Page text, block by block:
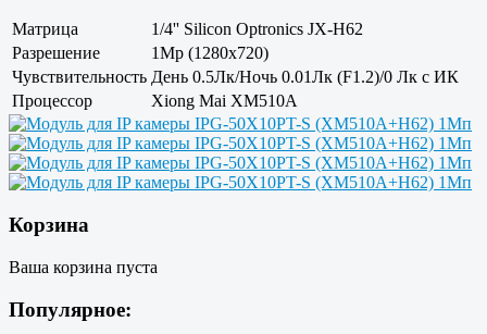
Матрица
1/4'' Silicon Optronics JX-H62
Разрешение
1Mp (1280x720)
Чувствительность День 0.5Лк/Ночь 0.01Лк (F1.2)/0 Лк с ИК
Процессор
Xiong Mai XM510A
Корзина
Ваша корзина пуста
Популярное: